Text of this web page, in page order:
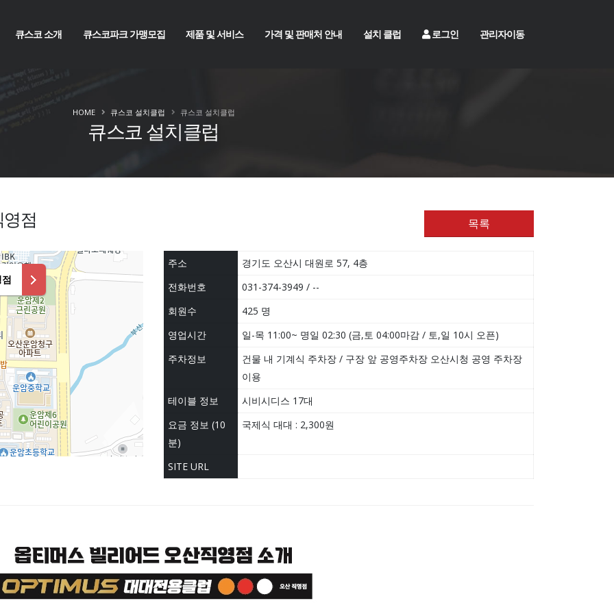
큐스코 소개 큐스코파크 가맹모집 제품 및 서비스 가격 및 판매처 안내 설치 클럽 로그인 관리자이동
큐스코 설치클럽
HOME 큐스코 설치클럽 큐스코 설치클럽
점 목록
주소
경기도 오산시 대원로 57, 4층
전화번호
031-374-3949 / --
회원수
425 명
영업시간
일-목 11:00~ 명일 02:30 (금,토 04:00마감 / 토,일 10시 오픈)
주차정보
건물 내 기계식 주차장 / 구장 앞 공영주차장 오산시청 공영 주차장
이용
테이블 정보
시비시디스 17대
요금 정보 (10
분)
국제식 대대 : 2,300원
SITE URL